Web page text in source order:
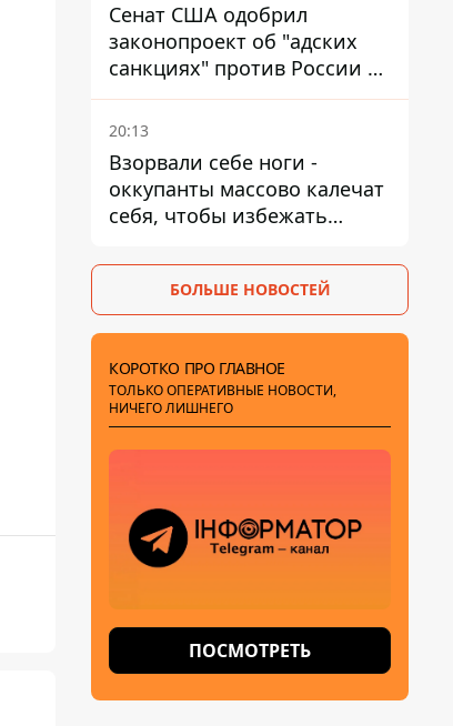
Сенат США одобрил
законопроект об "адских
санкциях" против России и
Ирана
20:13
Взорвали себе ноги -
оккупанты массово калечат
себя, чтобы избежать
БОЛЬШЕ НОВОСТЕЙ
КОРОТКО ПРО ГЛАВНОЕ
ТОЛЬКО ОПЕРАТИВНЫЕ НОВОСТИ,
НИЧЕГО ЛИШНЕГО
ПОСМОТРЕТЬ